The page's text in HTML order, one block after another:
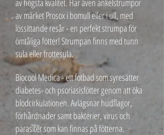
av högsta kvalitet. Har även ankelstrumpor
av märket Prosox i bomull eller i ull, med
lössittande resår - en perfekt strumpa för
ömtåliga fötter! Strumpan finns med tunn
sula eller frottesula.
Biocool Medica - ett fotbad som syresätter
diabetes- och psoriasisfötter genom att öka
blodcirkulationen. Avlägsnar hudflagor,
förhårdnader samt bakterier, virus och
parasiter som kan finnas på fötterna.